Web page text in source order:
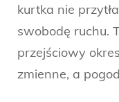
kurtka nie
swobodę ruchu.
przejściowy
zmienne, a